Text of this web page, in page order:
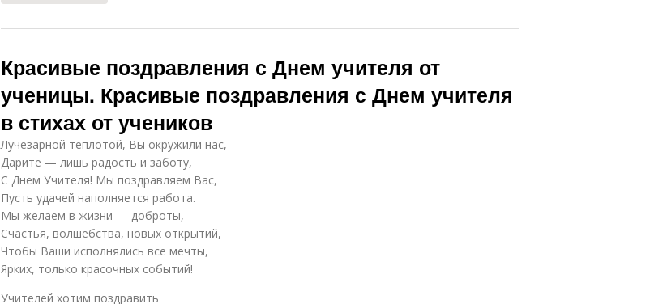
Красивые поздравления с Днем учителя от
ученицы. Красивые поздравления с Днем учителя
в стихах от учеников
Лучезарной теплотой, Вы окружили нас,
Дарите — лишь радость и заботу,
С Днем Учителя! Мы поздравляем Вас,
Пусть удачей наполняется работа.
Мы желаем в жизни — доброты,
Счастья, волшебства, новых открытий,
Чтобы Ваши исполнялись все мечты,
Ярких, только красочных событий!
Учителей хотим поздравить